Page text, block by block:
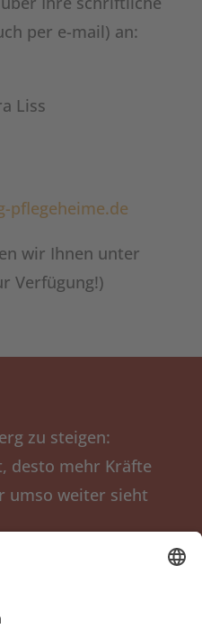
per e-mail) an:
Liss
pflegeheime.de
wir Ihnen unter
Verfügung!)
zu steigen:
desto mehr Kräfte
umso weiter sieht